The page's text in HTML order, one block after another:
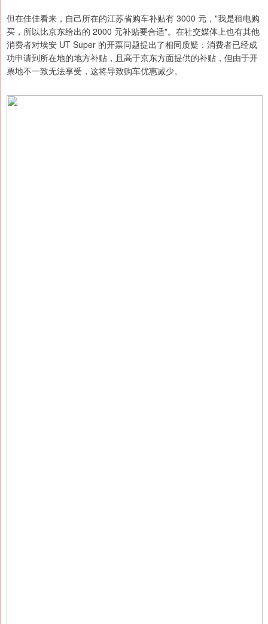
但在佳佳看来，自己所在的江苏省购车补贴有 3000 元，"我是租电购
买，所以比京东给出的 2000 元补贴要合适"。在社交媒体上也有其他
消费者对埃安 UT Super 的开票问题提出了相同质疑：消费者已经成
功申请到所在地的地方补贴，且高于京东方面提供的补贴，但由于开
票地不一致无法享受，这将导致购车优惠减少。